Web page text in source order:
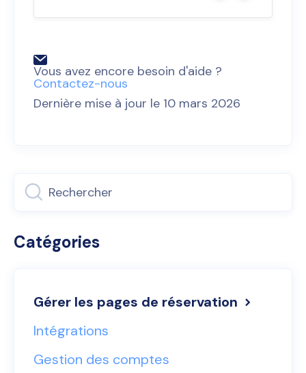
Vous avez encore besoin d'aide ?
Contactez-nous
Dernière mise à jour le 10 mars 2026
Catégories
Gérer les pages de réservation
Intégrations
Gestion des comptes